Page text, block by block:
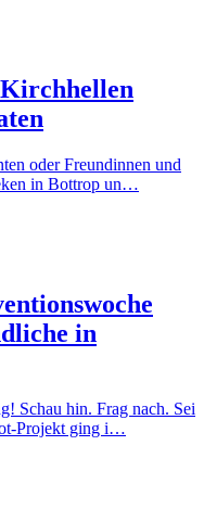
oder Freundinnen und
in Bottrop un…
in
Schau hin. Frag nach. Sei
Projekt ging i…